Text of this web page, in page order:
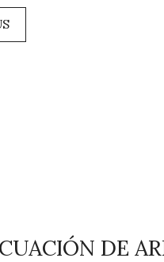
DE